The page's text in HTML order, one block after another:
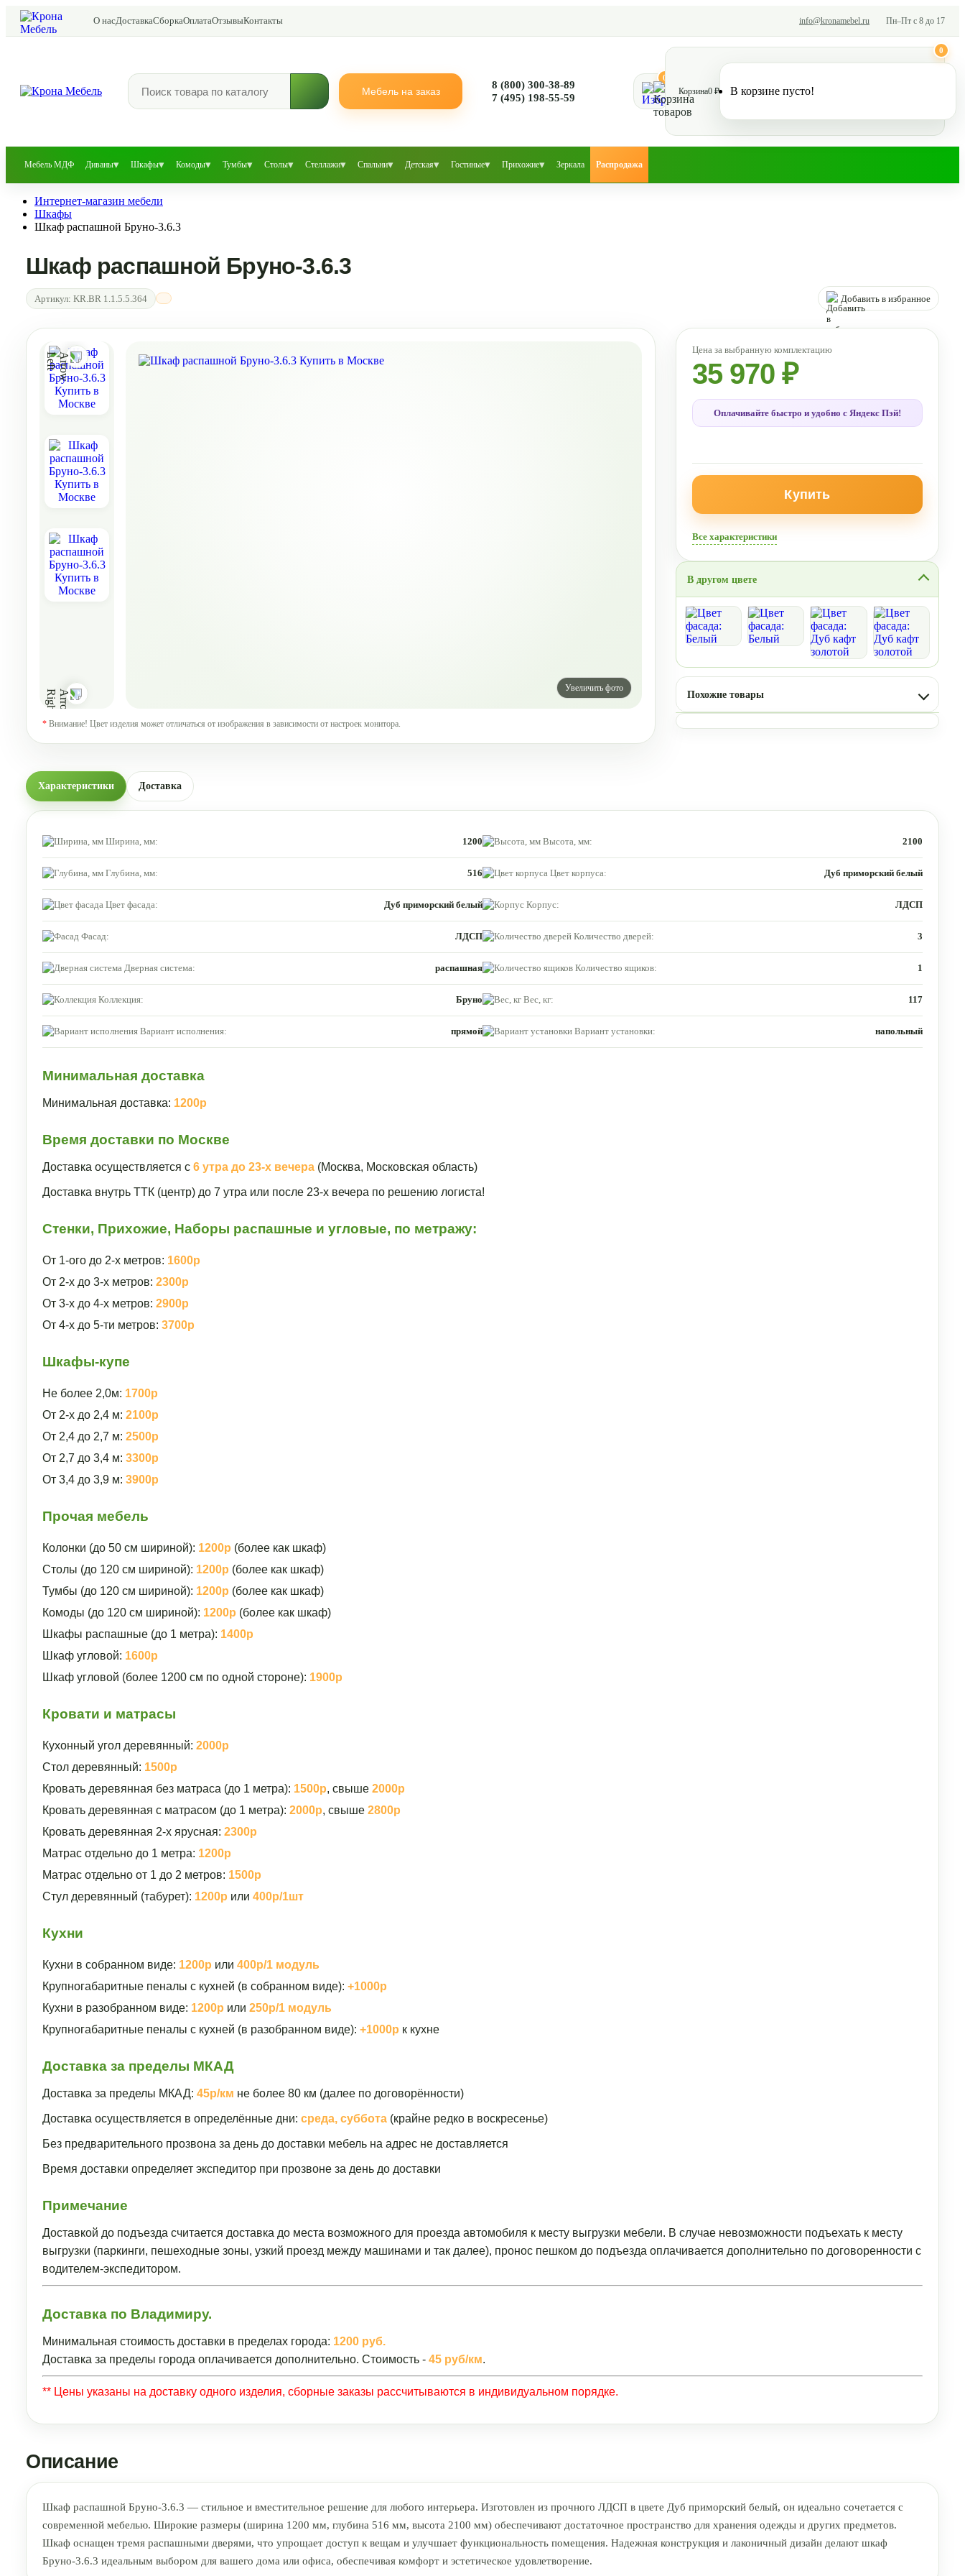
О насДоставкаСборкаОплатаОтзывыКонтакты info@kronamebel.ru Пн–Пт с 8 до 17
Мебель на заказ
8 (800) 300-38-89
7 (495) 198-55-59
0
Корзина
0
0 ₽ В корзине пусто!
Мебель МДФ Диваны▾ Шкафы▾ Комоды▾ Тумбы▾ Столы▾ Стеллажи▾ Спальни▾ Детская▾ Гостиные▾ Прихожие▾ Зеркала Распродажа
Интернет-магазин мебели
Шкафы
Шкаф распашной Бруно-3.6.3
Шкаф распашной Бруно-3.6.3
Артикул: KR.BR 1.1.5.5.364 Добавить в избранное
* Внимание! Цвет изделия может отличаться от изображения в зависимости от настроек монитора.
35 970 ₽
Оплачивайте быстро и удобно с Яндекс Пэй!
Купить
Все характеристики
В другом цвете
Похожие товары
Характеристики Доставка
Ширина, мм: 1200 Высота, мм: 2100
Глубина, мм: 516 Цвет корпуса: Дуб приморский белый
Цвет фасада: Дуб приморский белый Корпус: ЛДСП
Фасад: ЛДСП Количество дверей: 3
Дверная система: распашная Количество ящиков: 1
Коллекция: Бруно Вес, кг: 117
Вариант исполнения: прямой Вариант установки: напольный
Минимальная доставка
Минимальная доставка: 1200р
Время доставки по Москве
Доставка осуществляется с 6 утра до 23-х вечера (Москва, Московская область)
Доставка внутрь ТТК (центр) до 7 утра или после 23-х вечера по решению логиста!
Стенки, Прихожие, Наборы распашные и угловые, по метражу:
От 1-ого до 2-х метров: 1600р
От 2-х до 3-х метров: 2300р
От 3-х до 4-х метров: 2900р
От 4-х до 5-ти метров: 3700р
Шкафы-купе
Не более 2,0м: 1700р
От 2-х до 2,4 м: 2100р
От 2,4 до 2,7 м: 2500р
От 2,7 до 3,4 м: 3300р
От 3,4 до 3,9 м: 3900р
Прочая мебель
Колонки (до 50 см шириной): 1200р (более как шкаф)
Столы (до 120 см шириной): 1200р (более как шкаф)
Тумбы (до 120 см шириной): 1200р (более как шкаф)
Комоды (до 120 см шириной): 1200р (более как шкаф)
Шкафы распашные (до 1 метра): 1400р
Шкаф угловой: 1600р
Шкаф угловой (более 1200 см по одной стороне): 1900р
Кровати и матрасы
Кухонный угол деревянный: 2000р
Стол деревянный: 1500р
Кровать деревянная без матраса (до 1 метра): 1500р, свыше 2000р
Кровать деревянная с матрасом (до 1 метра): 2000р, свыше 2800р
Кровать деревянная 2-х ярусная: 2300р
Матрас отдельно до 1 метра: 1200р
Матрас отдельно от 1 до 2 метров: 1500р
Стул деревянный (табурет): 1200р или 400р/1шт
Кухни
Кухни в собранном виде: 1200р или 400р/1 модуль
Крупногабаритные пеналы с кухней (в собранном виде): +1000р
Кухни в разобранном виде: 1200р или 250р/1 модуль
Крупногабаритные пеналы с кухней (в разобранном виде): +1000р к кухне
Доставка за пределы МКАД
Доставка за пределы МКАД: 45р/км не более 80 км (далее по договорённости)
Доставка осуществляется в определённые дни: среда, суббота (крайне редко в воскресенье)
Без предварительного прозвона за день до доставки мебель на адрес не доставляется
Время доставки определяет экспедитор при прозвоне за день до доставки
Примечание
Доставкой до подъезда считается доставка до места возможного для проезда автомобиля к месту выгрузки мебели. В случае невозможности подъехать к месту
выгрузки (паркинги, пешеходные зоны, узкий проезд между машинами и так далее), пронос пешком до подъезда оплачивается дополнительно по договоренности с
водителем-экспедитором.
Доставка по Владимиру.
Минимальная стоимость доставки в пределах города: 1200 руб.
Доставка за пределы города оплачивается дополнительно. Стоимость - 45 руб/км.
** Цены указаны на доставку одного изделия, сборные заказы рассчитываются в индивидуальном порядке.
Описание
Шкаф распашной Бруно-3.6.3 — стильное и вместительное решение для любого интерьера. Изготовлен из прочного ЛДСП в цвете Дуб приморский белый, он идеально сочетается с
современной мебелью. Широкие размеры (ширина 1200 мм, глубина 516 мм, высота 2100 мм) обеспечивают достаточное пространство для хранения одежды и других предметов.
Шкаф оснащен тремя распашными дверями, что упрощает доступ к вещам и улучшает функциональность помещения. Надежная конструкция и лаконичный дизайн делают шкаф
Бруно-3.6.3 идеальным выбором для вашего дома или офиса, обеспечивая комфорт и эстетическое удовлетворение.